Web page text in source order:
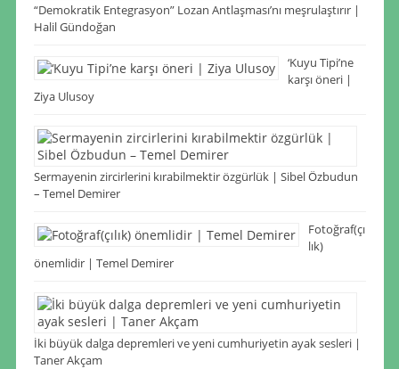
“Demokratik Entegrasyon” Lozan Antlaşması’nı meşrulaştırır |
Halil Gündoğan
‘Kuyu Tipi’ne
karşı öneri |
Ziya Ulusoy
Sermayenin zircirlerini kırabilmektir özgürlük | Sibel Özbudun
– Temel Demirer
Fotoğraf(çı
lık)
önemlidir | Temel Demirer
İki büyük dalga depremleri ve yeni cumhuriyetin ayak sesleri |
Taner Akçam